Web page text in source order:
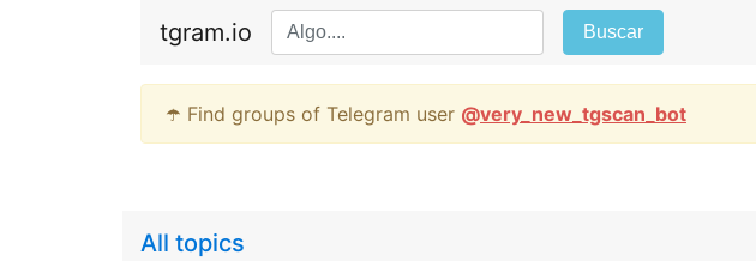
tgram.io Buscar
☂️ Find groups of Telegram user @very_new_tgscan_bot
All topics